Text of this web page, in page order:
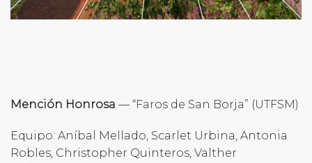
Mención Honrosa — “Faros de San Borja” (UTFSM)
Equipo: Aníbal Mellado, Scarlet Urbina, Antonia
Robles, Christopher Quinteros, Valther